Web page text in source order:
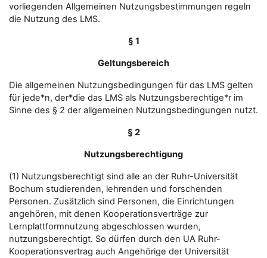
vorliegenden Allgemeinen Nutzungsbestimmungen regeln
die Nutzung des LMS.
§ 1
Geltungsbereich
Die allgemeinen Nutzungsbedingungen für das LMS gelten
für jede*n, der*die das LMS als Nutzungsberechtige*r im
Sinne des § 2 der allgemeinen Nutzungsbedingungen nutzt.
§ 2
Nutzungsberechtigung
(1) Nutzungsberechtigt sind alle an der Ruhr-Universität
Bochum studierenden, lehrenden und forschenden
Personen. Zusätzlich sind Personen, die Einrichtungen
angehören, mit denen Kooperationsverträge zur
Lernplattformnutzung abgeschlossen wurden,
nutzungsberechtigt. So dürfen durch den UA Ruhr-
Kooperationsvertrag auch Angehörige der Universität